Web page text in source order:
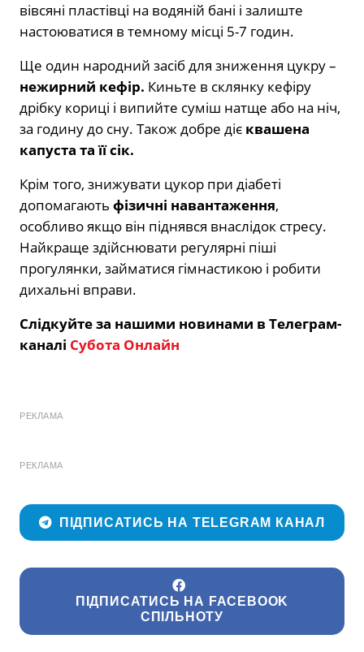
вівсяні пластівці на водяній бані і залиште
настоюватися в темному місці 5-7 годин.
Ще один народний засіб для зниження цукру –
нежирний кефір. Киньте в склянку кефіру
дрібку кориці і випийте суміш натще або на ніч,
за годину до сну. Також добре діє квашена
капуста та її сік.
Крім того, знижувати цукор при діабеті
допомагають фізичні навантаження,
особливо якщо він піднявся внаслідок стресу.
Найкраще здійснювати регулярні піші
прогулянки, займатися гімнастикою і робити
дихальні вправи.
Слідкуйте за нашими новинами в Телеграм-
каналі Субота Онлайн
РЕКЛАМА
РЕКЛАМА
ПІДПИСАТИСЬ НА TELEGRAM КАНАЛ
ПІДПИСАТИСЬ НА FACEBOOK
СПІЛЬНОТУ